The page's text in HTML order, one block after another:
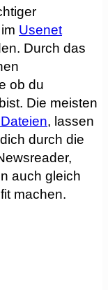
Usenet
Durch das
ob du
Die meisten
, lassen
durch die
auch gleich
machen.